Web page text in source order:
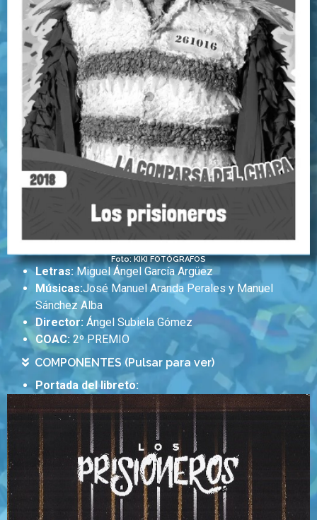
Foto: KIKI FOTÓGRAFOS
Letras:Miguel Ángel García Argüez
Músicas:José Manuel Aranda Perales y Manuel
Sánchez Alba
Director: Ángel Subiela Gómez
COAC: 2º PREMIO
COMPONENTES (Pulsar para ver)
Portada del libreto: